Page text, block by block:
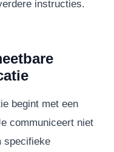
instructies.
begint met een
communiceert niet
specifieke